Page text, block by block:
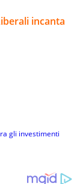
incanta
gli investimenti